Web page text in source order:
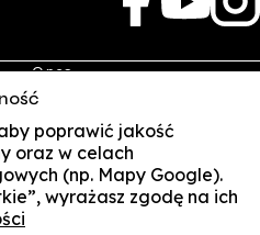
O nas
Rekrutacja
Studia
Kontakt
Student
Multis Multum
poprawić jakość
oraz w celach
(np. Mapy Google).
wyrażasz zgodę na ich